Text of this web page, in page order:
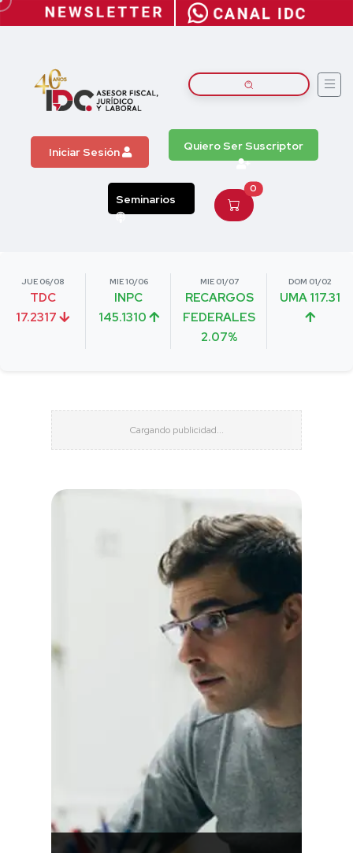
Iniciar Sesión Quiero Ser Suscriptor
Seminarios
0
JUE 06/08
TDC
17.2317
MIE 10/06
INPC
145.1310
MIE 01/07
RECARGOS
FEDERALES
2.07%
DOM 01/02
UMA 117.31